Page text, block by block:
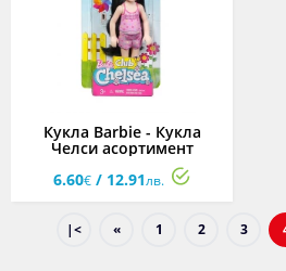
Кукла Barbie - Кукла
Челси асортимент
6.60€ / 12.91лв.
|< « 1 2 3